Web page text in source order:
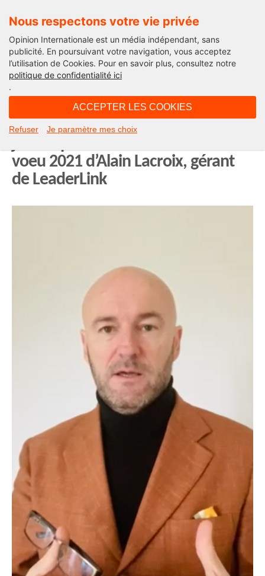
Nous respectons votre vie privée
Opinion Internationale est un média indépendant, sans
publicité. En poursuivant votre navigation, vous acceptez
l’utilisation de Cookies. Pour en savoir plus, consultez notre
politique de confidentialité ici
.
ACCEPTER LES COOKIES
Refuser Je paramètre mes choix
Leur Voeu pour 2021...
« Amis dirigeants d’entreprises,
voeu 2021 d’Alain Lacroix, gérant
de LeaderLink